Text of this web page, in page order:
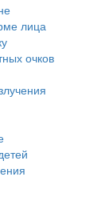
лица
очков